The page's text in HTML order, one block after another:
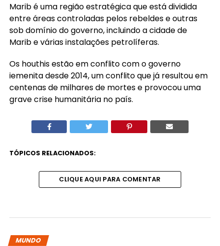
Marib é uma região estratégica que está dividida
entre áreas controladas pelos rebeldes e outras
sob domínio do governo, incluindo a cidade de
Marib e várias instalações petrolíferas.
Os houthis estão em conflito com o governo
iemenita desde 2014, um conflito que já resultou em
centenas de milhares de mortes e provocou uma
grave crise humanitária no país.
TÓPICOS RELACIONADOS:
CLIQUE AQUI PARA COMENTAR
MUNDO